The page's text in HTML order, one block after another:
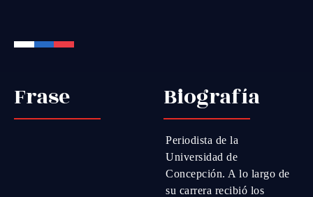
Frase Biografía
Periodista de la
Universidad de
Concepción. A lo largo de
su carrera recibió los